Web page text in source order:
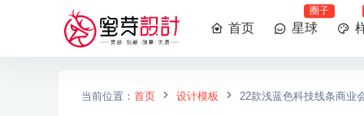
首页 星球
圈子
当前位置： 首页 设计模板 22款浅蓝色科技线条商业